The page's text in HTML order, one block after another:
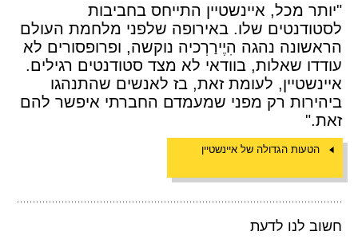
"יותר מכל, איינשטיין התייחס בחביבות
לסטודנטים שלו. באירופה שלפני מלחמת העולם
הראשונה נהגה הִיֶירַרְכיה נוקשה, ופרופסורים לא
עודדו שאלות, בוודאי לא מצד סטודנטים רגילים.
איינשטיין, לעומת זאת, בז לאנשים שהתנהגו
ביהירות רק מפני שמעמדם החברתי איפשר להם
זאת."
הטעות הגדולה של איינשטיין
חשוב לנו לדעת